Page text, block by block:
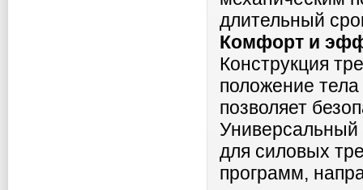
длительный
Комфорт и
Конструкция
положение
позволяет
Универсальный
для силовых
программ,